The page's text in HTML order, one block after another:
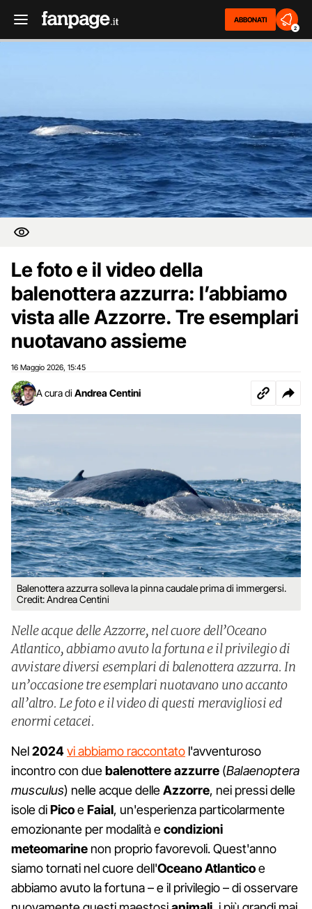
ABBONATI
2
Le foto e il video della
balenottera azzurra: l’abbiamo
vista alle Azzorre. Tre esemplari
nuotavano assieme
16 Maggio 2026 15:45
A cura di Andrea Centini
Balenottera azzurra solleva la pinna caudale prima di immergersi.
Credit: Andrea Centini
Nelle acque delle Azzorre, nel cuore dell’Oceano
Atlantico, abbiamo avuto la fortuna e il privilegio di
avvistare diversi esemplari di balenottera azzurra. In
un’occasione tre esemplari nuotavano uno accanto
all’altro. Le foto e il video di questi meravigliosi ed
enormi cetacei.
Nel2024vi abbiamo raccontato l'avventuroso
incontro con duebalenottere azzurre (Balaenoptera
musculus) nelle acque delleAzzorre, nei pressi delle
isole diPicoeFaial, un'esperienza particolarmente
emozionante per modalità econdizioni
meteomarine non proprio favorevoli. Quest'anno
siamo tornati nel cuore dell'Oceano Atlanticoe
abbiamo avuto la fortuna – e il privilegio – di osservare